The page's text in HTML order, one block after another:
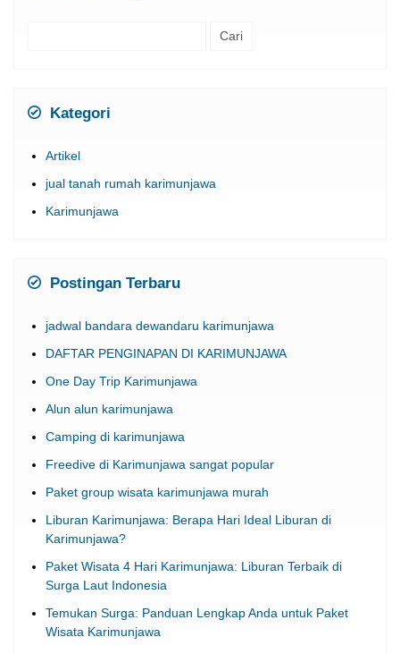
Kategori
Artikel
jual tanah rumah karimunjawa
Karimunjawa
Postingan Terbaru
jadwal bandara dewandaru karimunjawa
DAFTAR PENGINAPAN DI KARIMUNJAWA
One Day Trip Karimunjawa
Alun alun karimunjawa
Camping di karimunjawa
Freedive di Karimunjawa sangat popular
Paket group wisata karimunjawa murah
Liburan Karimunjawa: Berapa Hari Ideal Liburan di
Karimunjawa?
Paket Wisata 4 Hari Karimunjawa: Liburan Terbaik di
Surga Laut Indonesia
Temukan Surga: Panduan Lengkap Anda untuk Paket
Wisata Karimunjawa